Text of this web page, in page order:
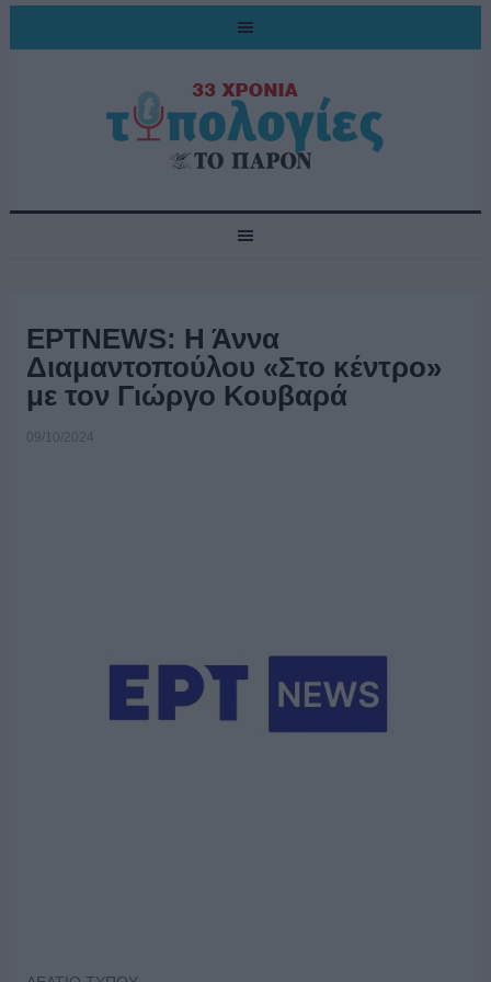
ΕΡΤNEWS: Η Άννα
Διαμαντοπούλου «Στο κέντρο»
με τον Γιώργο Κουβαρά
09/10/2024